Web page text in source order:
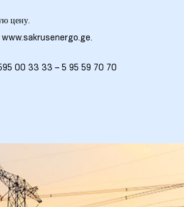
цену.
www.sakrusenergo.ge.
595 00 33 33 – 5 95 59 70 70